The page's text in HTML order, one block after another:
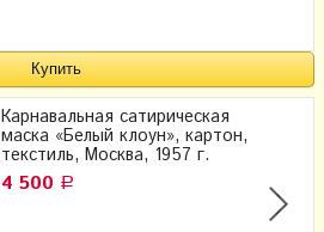
Карнавальная сатирическая
маска «Белый клоун», картон,
текстиль, Москва, 1957 г.
4 500 Р